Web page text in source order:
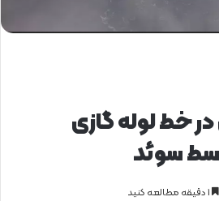
در خط لوله گازی
سوئد